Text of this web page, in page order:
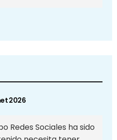
2026
Redes Sociales ha sido